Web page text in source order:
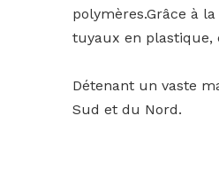
polymères.Grâce à
tuyaux en plastique,
Détenant un vaste
Sud et du Nord.